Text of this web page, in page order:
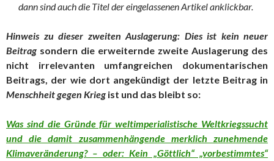
dann sind auch die Titel der eingelassenen Artikel anklickbar.
Hinweis zu dieser zweiten Auslagerung: Dies ist kein neuer
Beitrag sondern die erweiternde zweite Auslagerung des
nicht irrelevanten umfangreichen dokumentarischen
Beitrags, der wie dort angekündigt der letzte Beitrag in
Menschheit gegen Krieg ist und das bleibt so:
Was sind die Gründe für weltimperialistische Weltkriegssucht
und die damit zusammenhängende merklich zunehmende
Klimaveränderung? – oder: Kein „Göttlich“ „vorbestimmtes“